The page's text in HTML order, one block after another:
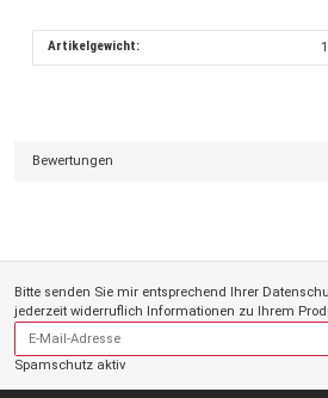
Artikelgewicht:
Bewertungen
Bitte senden Sie mir entsprechend Ihrer
jederzeit widerruflich Informationen zu Ihrem
Spamschutz aktiv